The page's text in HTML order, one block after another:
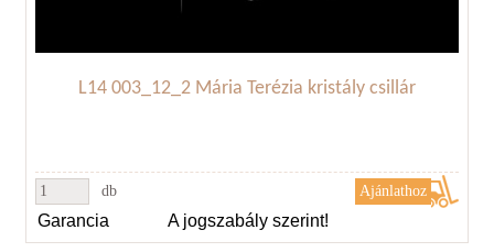
L14 003_12_2 Mária Terézia kristály csillár
db
Garancia A jogszabály szerint!